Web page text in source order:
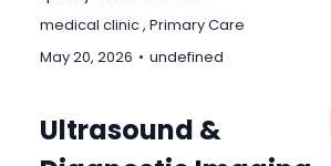
medical clinic , Primary Care
May 20, 2026 • undefined
Ultrasound &